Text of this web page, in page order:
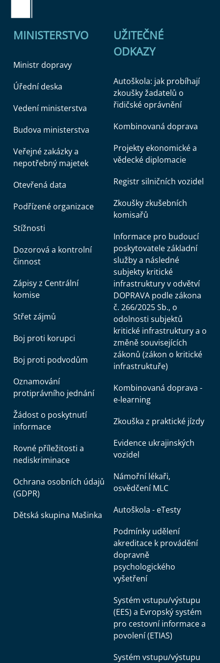
MINISTERSTVO
Ministr dopravy
Úřední deska
Vedení ministerstva
Budova ministerstva
Veřejné zakázky a
nepotřebný majetek
Otevřená data
Podřízené organizace
Stížnosti
Dozorová a kontrolní
činnost
Zápisy z Centrální
komise
Střet zájmů
Boj proti korupci
Boj proti podvodům
Oznamování
protiprávního jednání
Žádost o poskytnutí
informace
Rovné příležitosti a
nediskriminace
Ochrana osobních údajů
(GDPR)
Dětská skupina Mašinka
UŽITEČNÉ
ODKAZY
Autoškola: jak probíhají
zkoušky žadatelů o
řidičské oprávnění
Kombinovaná doprava
Projekty ekonomické a
vědecké diplomacie
Registr silničních vozidel
Zkoušky zkušebních
komisařů
Informace pro budoucí
poskytovatele základní
služby a následné
subjekty kritické
infrastruktury v odvětví
DOPRAVA podle zákona
č. 266/2025 Sb., o
odolnosti subjektů
kritické infrastruktury a o
změně souvisejících
zákonů (zákon o kritické
infrastruktuře)
Kombinovaná doprava -
e-learning
Zkouška z praktické jízdy
Evidence ukrajinských
vozidel
Námořní lékaři,
osvědčení MLC
Autoškola - eTesty
Podmínky udělení
akreditace k provádění
dopravně
psychologického
vyšetření
Systém vstupu/výstupu
(EES) a Evropský systém
pro cestovní informace a
povolení (ETIAS)
Systém vstupu/výstupu